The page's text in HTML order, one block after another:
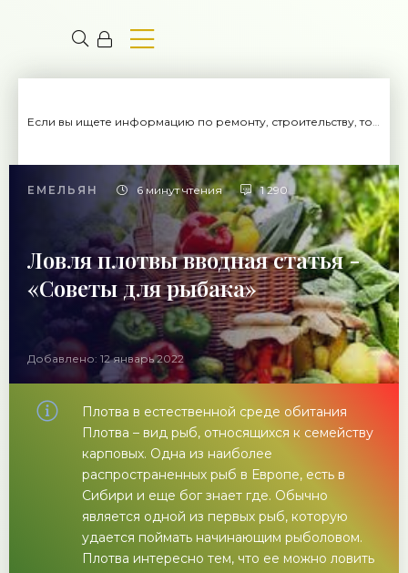
Если вы ищете информацию по ремонту, строительству, то вы попали на нужный сайт.
ЕМЕЛЬЯН 6 минут чтения 1 290
Ловля плотвы вводная статья -
«Советы для рыбака»
Добавлено: 12 январь 2022
Плотва в естественной среде обитания
Плотва – вид рыб, относящихся к семейству
карповых. Одна из наиболее
распространенных рыб в Европе, есть в
Сибири и еще бог знает где. Обычно
является одной из первых рыб, которую
удается поймать начинающим рыболовом.
Плотва интересно тем, что ее можно ловить